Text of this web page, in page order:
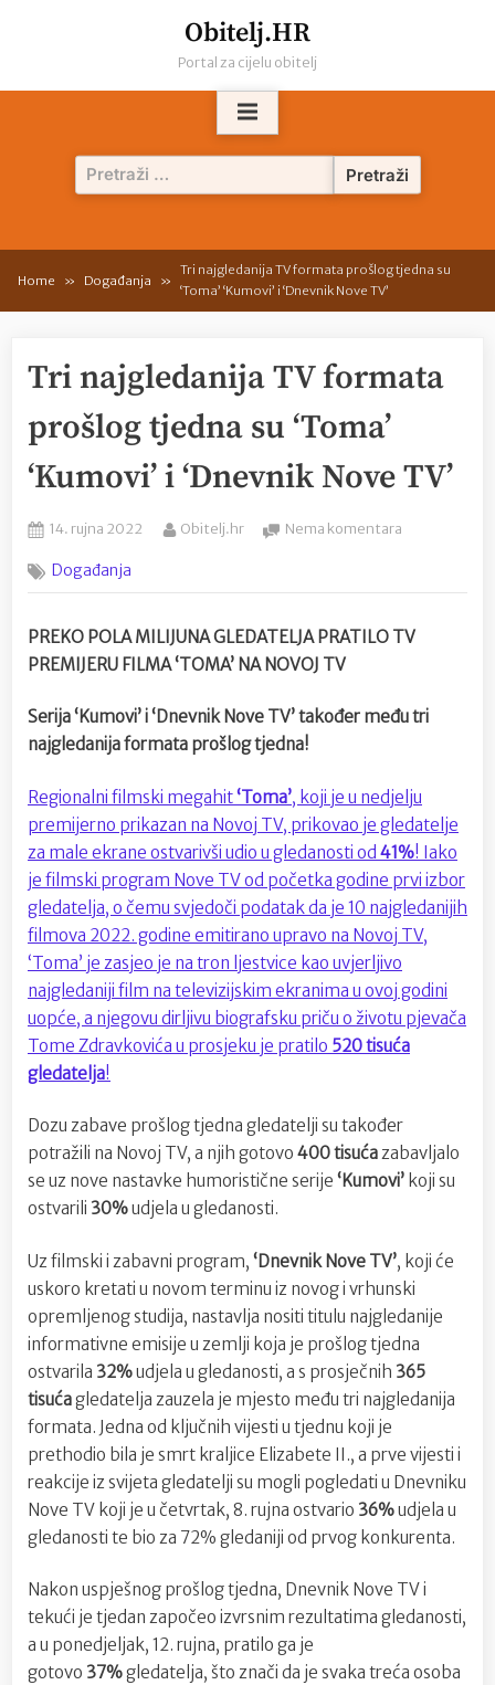
Obitelj.HR
Portal za cijelu obitelj
Pretraži:
Home Događanja
Tri najgledanija TV formata prošlog tjedna su
‘Toma’ ‘Kumovi’ i ‘Dnevnik Nove TV’
Tri najgledanija TV formata
prošlog tjedna su ‘Toma’
‘Kumovi’ i ‘Dnevnik Nove TV’
Posted
14. rujna 2022 By
Obitelj.hr Nema komentara
TV
prošlog
‘Toma’
Nove
TV’
Događanja
PREKO POLA MILIJUNA GLEDATELJA PRATILO TV
PREMIJERU FILMA ‘TOMA’ NA NOVOJ TV
Serija ‘Kumovi’ i ‘Dnevnik Nove TV’ također među tri
najgledanija formata prošlog tjedna!
Regionalni filmski megahit‘Toma’, koji je u nedjelju
premijerno prikazan na Novoj TV, prikovao je gledatelje
za male ekrane ostvarivši udio u gledanosti od 41%! Iako
je filmski program Nove TV od početka godine prvi izbor
gledatelja, o čemu svjedoči podatak da je 10 najgledanijih
filmova 2022. godine emitirano upravo na Novoj TV,
‘Toma’ je zasjeo je na tron ljestvice kao uvjerljivo
najgledaniji film na televizijskim ekranima u ovoj godini
uopće, a njegovu dirljivu biografsku priču o životu pjevača
Tome Zdravkovića u prosjeku je pratilo 520 tisuća
gledatelja!
Dozu zabave prošlog tjedna gledatelji su također
potražili na Novoj TV, a njih gotovo 400 tisućazabavljalo
se uz nove nastavke humoristične serije ‘Kumovi’ koji su
ostvarili 30%udjela u gledanosti.
Uz filmski i zabavni program, ‘Dnevnik Nove TV’, koji će
uskoro kretati u novom terminu iz novog i vrhunski
opremljenog studija, nastavlja nositi titulu najgledanije
informativne emisije u zemlji koja je prošlog tjedna
ostvarila 32%udjela u gledanosti, a s prosječnih 365
tisućagledatelja zauzela je mjesto među tri najgledanija
formata. Jedna od ključnih vijesti u tjednu koji je
prethodio bila je smrt kraljice Elizabete II., a prve vijesti i
reakcije iz svijeta gledatelji su mogli pogledati u Dnevniku
Nove TV koji je u četvrtak, 8. rujna ostvario 36%udjela u
gledanosti te bio za 72% gledaniji od prvog konkurenta.
Nakon uspješnog prošlog tjedna, Dnevnik Nove TV i
tekući je tjedan započeo izvrsnim rezultatima gledanosti,
a u ponedjeljak, 12. rujna, pratilo ga je
gotovo 37%gledatelja, što znači da je svaka treća osoba